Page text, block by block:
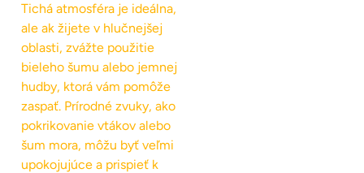
Tichá atmosféra je ideálna,
ale ak žijete v hlučnejšej
oblasti, zvážte použitie
bieleho šumu alebo jemnej
hudby, ktorá vám pomôže
zaspať. Prírodné zvuky, ako
pokrikovanie vtákov alebo
šum mora, môžu byť veľmi
upokojujúce a prispieť k